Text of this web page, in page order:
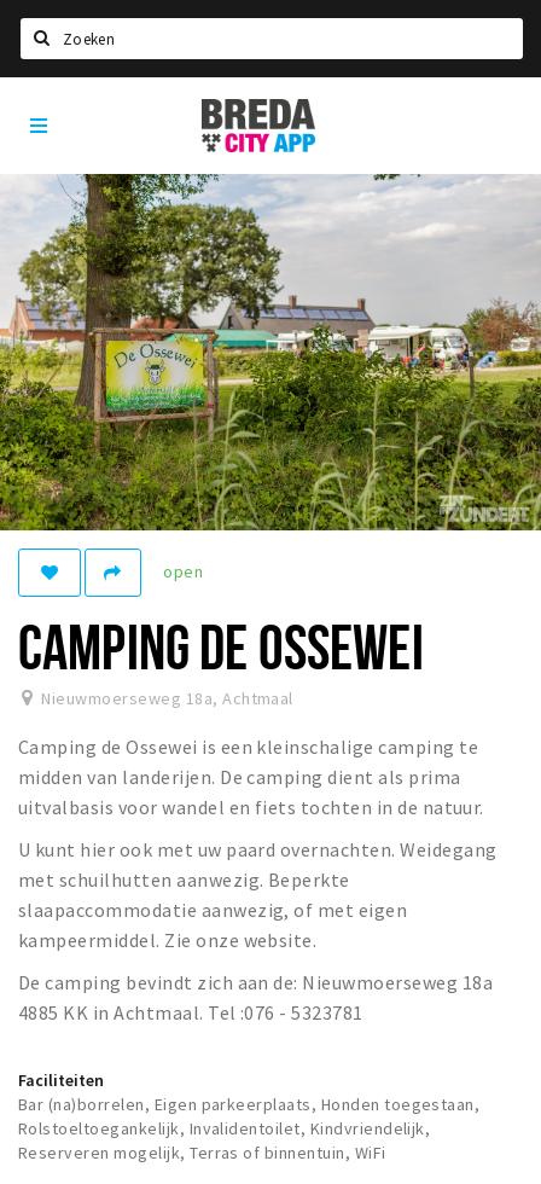
Home
Agenda
Deals
Party pics
Nieuws, interviews & blogs
Eten
Drinken
Slapen
Recreatief
Winkels
Winkelgebieden
Bezienswaardigheden
Musea, theaters & podia
Uitjes & activiteiten
Toeristische routes
Baroniepoorten
Sport
Breda
City
App
open
CAMPING DE OSSEWEI
Nieuwmoerseweg 18a,Achtmaal
Camping de Ossewei is een kleinschalige camping te
midden van landerijen. De camping dient als prima
uitvalbasis voor wandel en fiets tochten in de natuur.
U kunt hier ook met uw paard overnachten. Weidegang
met schuilhutten aanwezig. Beperkte
slaapaccommodatie aanwezig, of met eigen
kampeermiddel. Zie onze website.
De camping bevindt zich aan de: Nieuwmoerseweg 18a
4885 KK in Achtmaal. Tel :076 - 5323781
Faciliteiten
Bar (na)borrelen, Eigen parkeerplaats, Honden toegestaan,
Rolstoeltoegankelijk, Invalidentoilet, Kindvriendelijk,
Reserveren mogelijk, Terras of binnentuin, WiFi